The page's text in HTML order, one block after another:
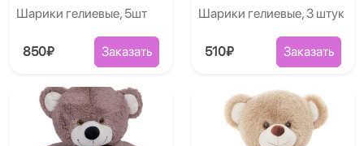
Шарики гелиевые, 5шт
850₽ Заказать
Шарики гелиевые, 3 штук
510₽ Заказать